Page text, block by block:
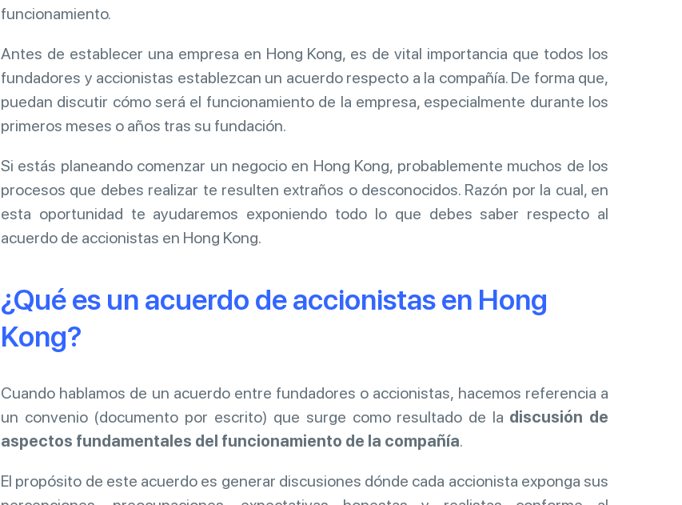
funcionamiento.
Antes de establecer una empresa en Hong Kong, es de vital importancia que todos los
fundadores y accionistas establezcan un acuerdo respecto a la compañía. De forma que,
puedan discutir cómo será el funcionamiento de la empresa, especialmente durante los
primeros meses o años tras su fundación.
Si estás planeando comenzar un negocio en Hong Kong, probablemente muchos de los
procesos que debes realizar te resulten extraños o desconocidos. Razón por la cual, en
esta oportunidad te ayudaremos exponiendo todo lo que debes saber respecto al
acuerdo de accionistas en Hong Kong.
¿Qué es un acuerdo de accionistas en Hong
Kong?
Cuando hablamos de un acuerdo entre fundadores o accionistas, hacemos referencia a
un convenio (documento por escrito) que surge como resultado de la discusión de
aspectos fundamentales del funcionamiento de la compañía.
El propósito de este acuerdo es generar discusiones dónde cada accionista exponga sus